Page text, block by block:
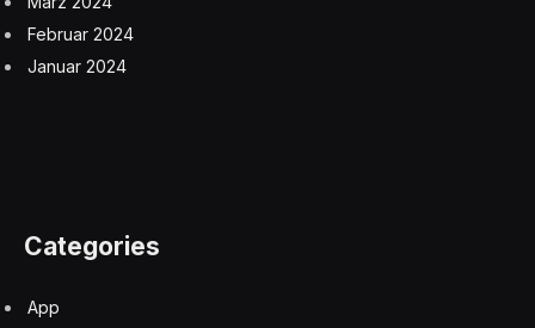
Februar 2024
Januar 2024
Categories
App